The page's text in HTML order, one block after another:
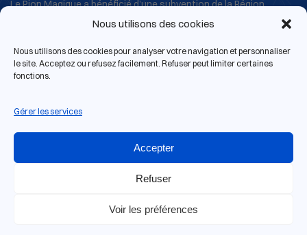
Nous utilisons des cookies
Nous utilisons des cookies pour analyser votre navigation et personnaliser
le site. Acceptez ou refusez facilement. Refuser peut limiter certaines
fonctions.
Gérer les services
Accepter
Refuser
Voir les préférences
Le Pion Magique a bénéficié d’une subvention de la Région
Normandie dans le cadre de ses actions de structuration et de